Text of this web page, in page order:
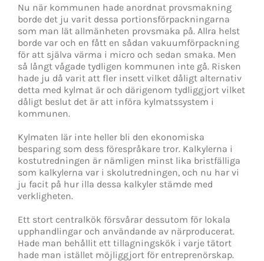
Nu när kommunen hade anordnat provsmakning
borde det ju varit dessa portionsförpackningarna
som man lät allmänheten provsmaka på. Allra helst
borde var och en fått en sådan vakuumförpackning
för att själva värma i micro och sedan smaka. Men
så långt vågade tydligen kommunen inte gå. Risken
hade ju då varit att fler insett vilket dåligt alternativ
detta med kylmat är och därigenom tydliggjort vilket
dåligt beslut det är att införa kylmatssystem i
kommunen.
Kylmaten lär inte heller bli den ekonomiska
besparing som dess förespråkare tror. Kalkylerna i
kostutredningen är nämligen minst lika bristfälliga
som kalkylerna var i skolutredningen, och nu har vi
ju facit på hur illa dessa kalkyler stämde med
verkligheten.
Ett stort centralkök försvårar dessutom för lokala
upphandlingar och användande av närproducerat.
Hade man behållit ett tillagningskök i varje tätort
hade man istället möjliggjort för entreprenörskap.